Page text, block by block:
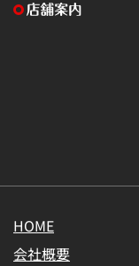
HOME
会社概要